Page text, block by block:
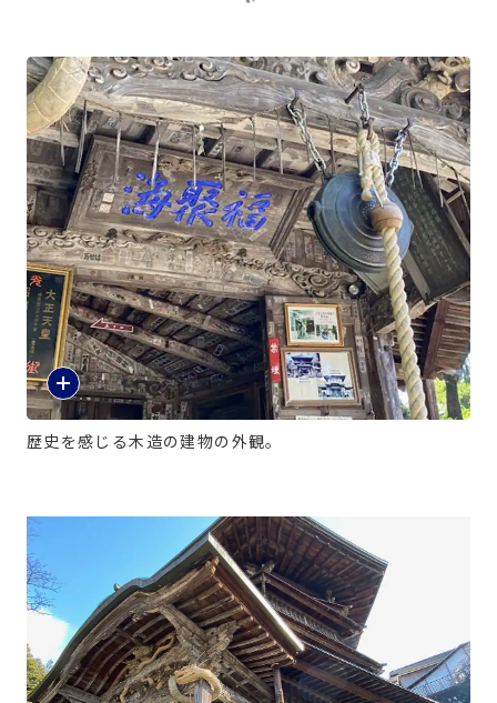
歴史を感じる木造の建物の外観。